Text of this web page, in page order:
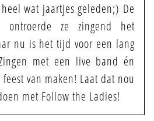
wat jaartjes geleden;) De
ontroerde ze zingend het
nu is het tijd voor een lang
met een live band én
van maken! Laat dat nou
met Follow the Ladies!